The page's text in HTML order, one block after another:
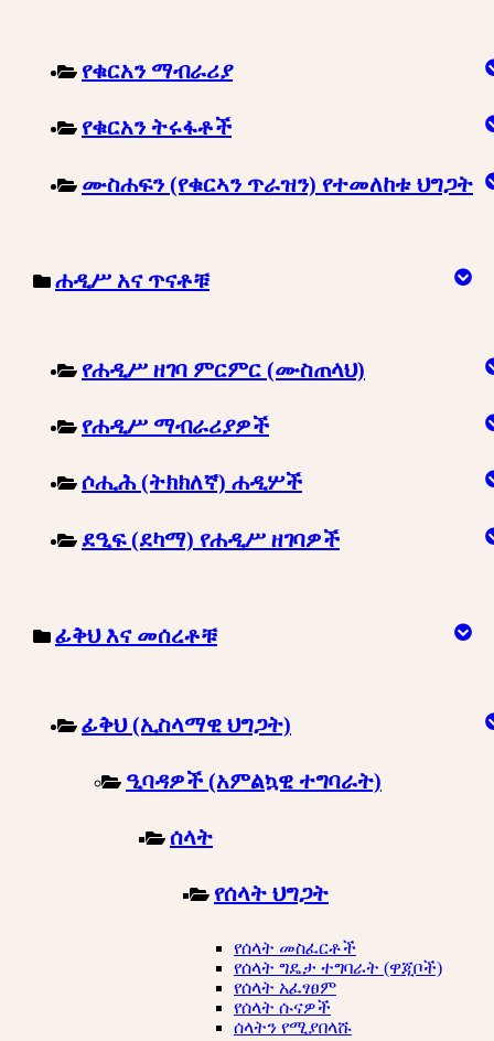
የቁርአን ማብራሪያ
የቁርአን ትሩፋቶች
ሙስሐፍን (የቁርኣን ጥራዝን) የተመለከቱ ህግጋት
ሐዲሥ አና ጥናቶቹ
የሐዲሥ ዘገባ ምርምር (ሙስጠላህ)
የሐዲሥ ማብራሪያዎች
ሶሒሕ (ትክክለኛ) ሐዲሦች
ደዒፍ (ደካማ) የሐዲሥ ዘገባዎች
ፊቅህ እና መሰረቶቹ
ፊቅህ (ኢስላማዊ ህግጋት)
ዒባዳዎች (አምልኳዊ ተግባራት)
ሰላት
የሰላት ህግጋት
የሰላት መስፈርቶች
የሰላት ግዴታ ተግባራት (ዋጂቦች)
የሰላት አፈፃፀም
የሰላት ሱናዎች
ሰላትን የሚያበላሹ